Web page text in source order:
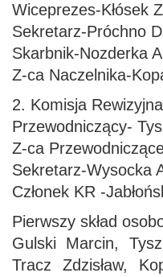
Wiceprezes-Kłósek
Sekretarz-Próchno
Skarbnik-Nozderka
Z-ca Naczelnika-
2. Komisja Rewizyjna
Przewodniczący-
Z-ca
Sekretarz-Wysocka
Członek KR -
Pierwszy skład
Gulski Marcin,
Tracz Zdzisław,